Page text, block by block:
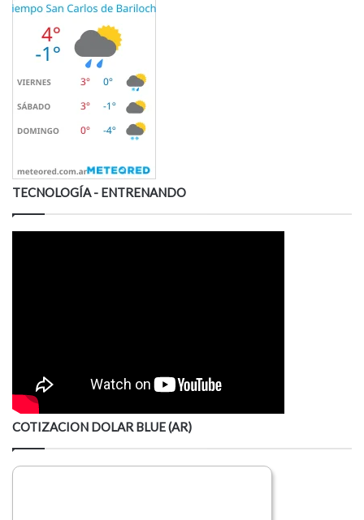
TECNOLOGÍA - ENTRENANDO
COTIZACION DOLAR BLUE (AR)